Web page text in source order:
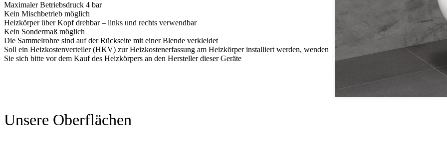
Maximaler Betriebsdruck 4 bar
Kein Mischbetrieb möglich
Heizkörper über Kopf drehbar – links und rechts verwendbar
Kein Sondermaß möglich
Die Sammelrohre sind auf der Rückseite mit einer Blende verkleidet
Soll ein Heizkostenverteiler (HKV) zur Heizkostenerfassung am Heizkörper installiert werden, wenden
Sie sich bitte vor dem Kauf des Heizkörpers an den Hersteller dieser Geräte
Unsere Oberflächen